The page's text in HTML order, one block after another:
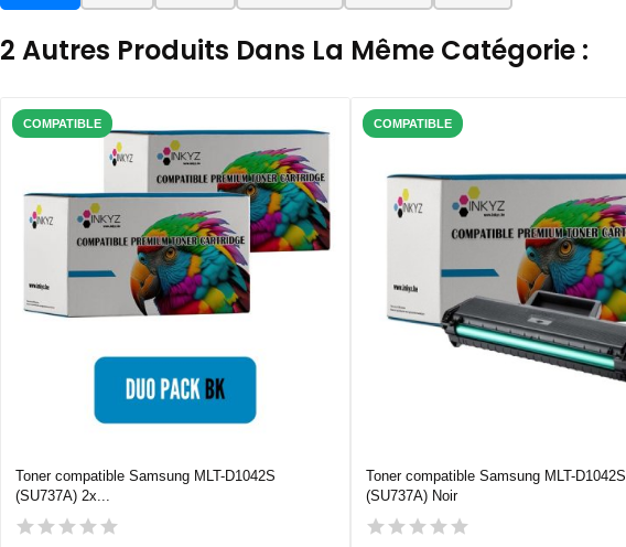
2 Autres Produits Dans La Même Catégorie :
COMPATIBLE
Toner compatible Samsung MLT-D1042S
(SU737A) 2x...
COMPATIBLE
Toner compatible Samsung MLT-D1042S
(SU737A) Noir